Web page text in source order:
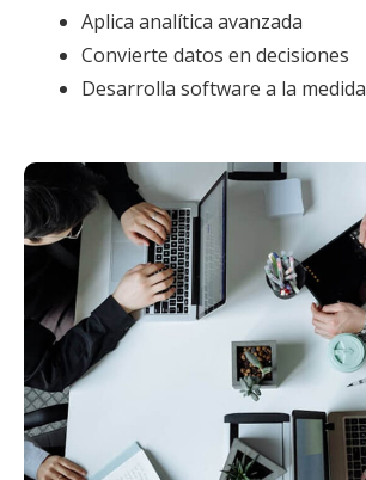
Aplica analítica avanzada
Convierte datos en decisiones
Desarrolla software a la medida